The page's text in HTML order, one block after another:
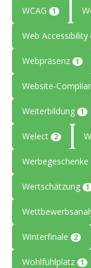
WCAG 1
Web Accessibility
Webpräsenz 1
Website-
Weiterbildung 1
Welect 2
Werbegeschenke
Wertschätzung 1
Winterfinale 2
Wohlfühlplatz 1